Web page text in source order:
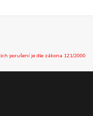
porušení je dle zákona 121/2000